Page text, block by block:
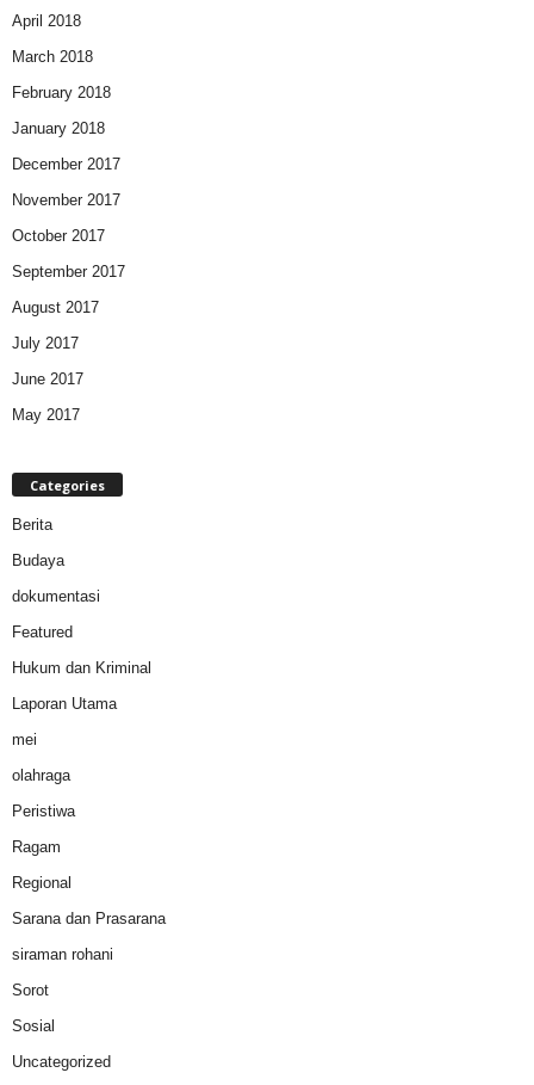
April 2018
March 2018
February 2018
January 2018
December 2017
November 2017
October 2017
September 2017
August 2017
July 2017
June 2017
May 2017
Categories
Berita
Budaya
dokumentasi
Featured
Hukum dan Kriminal
Laporan Utama
mei
olahraga
Peristiwa
Ragam
Regional
Sarana dan Prasarana
siraman rohani
Sorot
Sosial
Uncategorized